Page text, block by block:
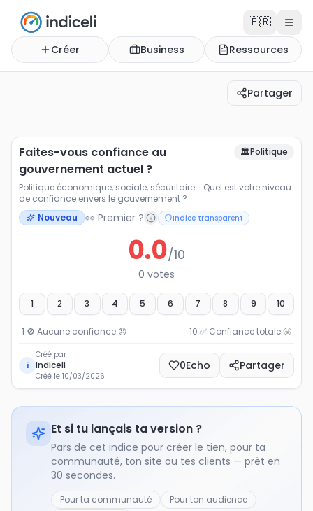
🇫🇷
Créer Business Ressources
Partager
Faites-vous confiance au gouvernement actuel ?
Politique économique, sociale, sécuritaire... Quel est
Faites-vous confiance au
gouvernement actuel ?
🏛️Politique
Politique économique, sociale, sécuritaire... Quel est votre niveau
de confiance envers le gouvernement ?
Nouveau
👀 Premier ? Indice transparent
0.0/10
0 votes
1 2 3 4 5 6 7 8 9 10
1 🚫 Aucune confiance 😞 10 ✅ Confiance totale🤩
i
Créé par
Indiceli
Créé le 10/03/2026
0Echo Partager
Et si tu lançais ta version ?
Pars de cet indice pour créer le tien, pour ta
communauté, ton site ou tes clients — prêt en
30 secondes.
Pour ta communauté
Pour ton audience